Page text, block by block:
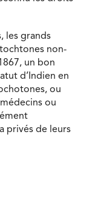
les grands
non-
un bon
d’Indien en
ou
ou
privés de leurs